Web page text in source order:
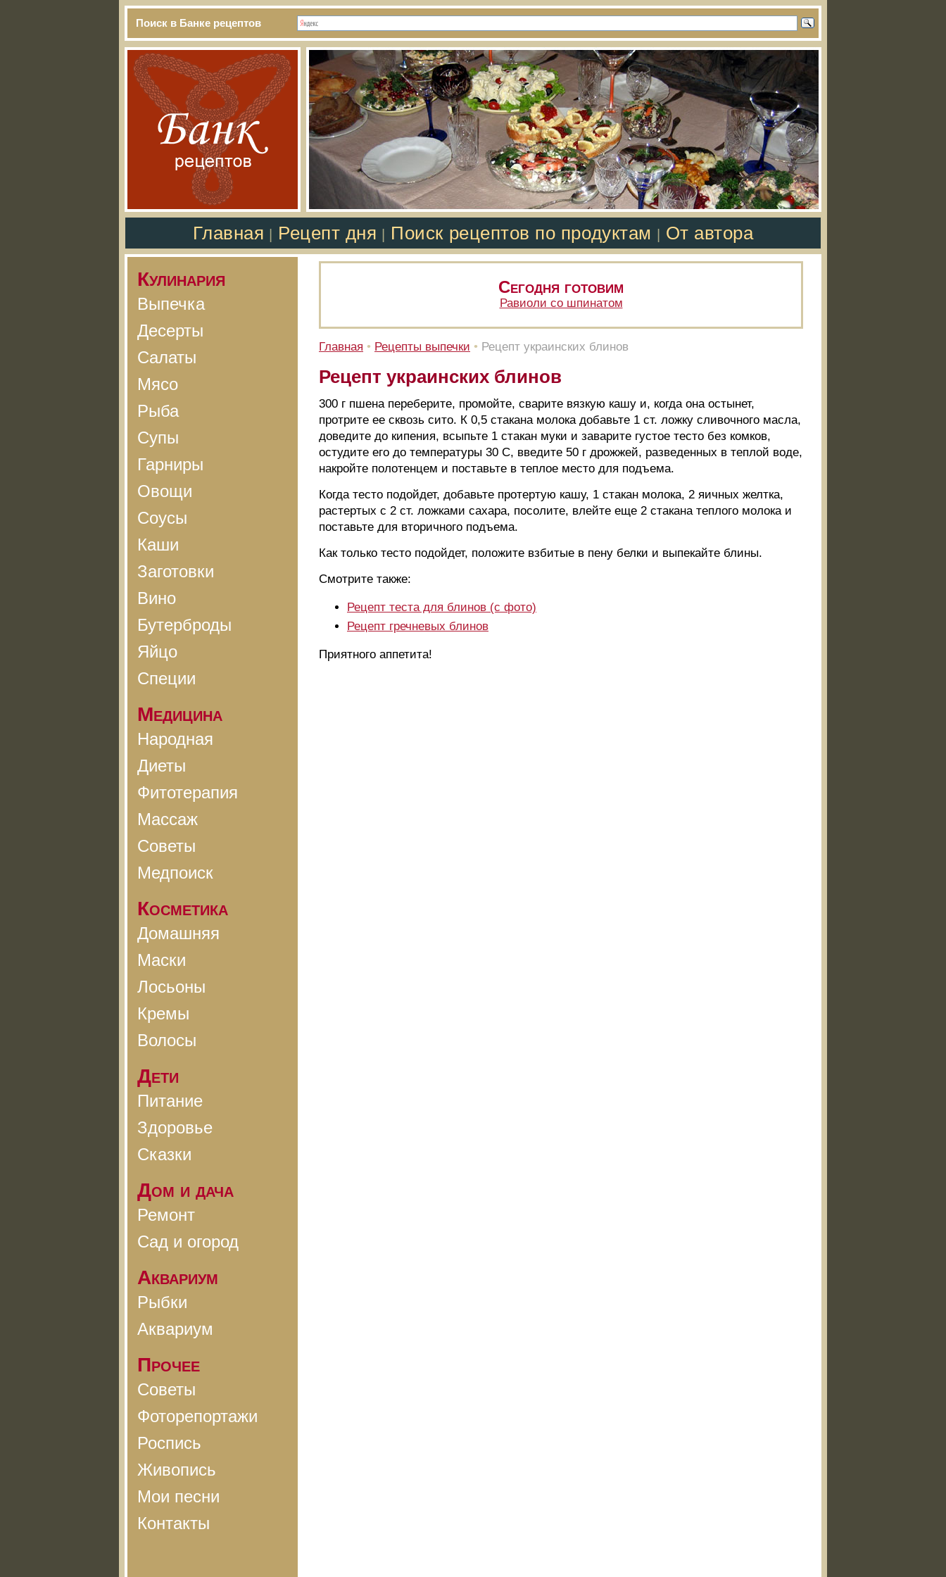
Поиск в Банке рецептов
Главная Рецепт дня Поиск рецептов по продуктам От автора
Кулинария
Выпечка
Десерты
Салаты
Мясо
Рыба
Супы
Гарниры
Овощи
Соусы
Каши
Заготовки
Вино
Бутерброды
Яйцо
Специи
Медицина
Народная
Диеты
Фитотерапия
Массаж
Советы
Медпоиск
Косметика
Домашняя
Маски
Лосьоны
Кремы
Волосы
Дети
Питание
Здоровье
Сказки
Дом и дача
Ремонт
Сад и огород
Аквариум
Рыбки
Аквариум
Прочее
Советы
Фоторепортажи
Роспись
Живопись
Мои песни
Контакты
Сегодня готовим
Равиоли со шпинатом
Главная • Рецепты выпечки • Рецепт украинских блинов
Рецепт украинских блинов
300 г пшена переберите, промойте, сварите вязкую кашу и, когда она остынет,
протрите ее сквозь сито. К 0,5 стакана молока добавьте 1 ст. ложку сливочного масла,
доведите до кипения, всыпьте 1 стакан муки и заварите густое тесто без комков,
остудите его до температуры 30 С, введите 50 г дрожжей, разведенных в теплой воде,
накройте полотенцем и поставьте в теплое место для подъема.
Когда тесто подойдет, добавьте протертую кашу, 1 стакан молока, 2 яичных желтка,
растертых с 2 ст. ложками сахара, посолите, влейте еще 2 стакана теплого молока и
поставьте для вторичного подъема.
Как только тесто подойдет, положите взбитые в пену белки и выпекайте блины.
Смотрите также:
Рецепт теста для блинов (с фото)
Рецепт гречневых блинов
Приятного аппетита!